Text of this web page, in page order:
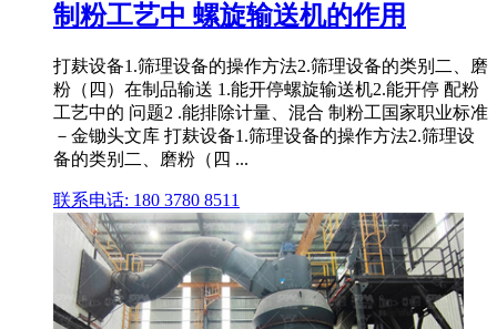
制粉工艺中 螺旋输送机的作用
打麸设备1.筛理设备的操作方法2.筛理设备的类别二、磨
粉（四）在制品输送 1.能开停螺旋输送机2.能开停 配粉
工艺中的 问题2 .能排除计量、混合 制粉工国家职业标准
－金锄头文库 打麸设备1.筛理设备的操作方法2.筛理设
备的类别二、磨粉（四 ...
联系电话: 180 3780 8511